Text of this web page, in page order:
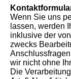
Wenn Sie uns
lassen, werden
inklusive der
zwecks
wir nicht ohne
Die